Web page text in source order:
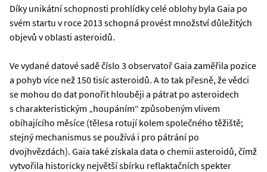
Díky unikátní schopnosti prohlídky celé oblohy byla Gaia po
svém startu v roce 2013 schopná provést množství důležitých
objevů v oblasti asteroidů.
Ve vydané datové sadě číslo 3 observatoř Gaia zaměřila pozice
a pohyb více než 150 tisíc asteroidů. A to tak přesně, že vědci
se mohou do dat ponořit hlouběji a pátrat po asteroidech
s charakteristickým „houpáním“ způsobeným vlivem
obíhajícího měsíce (tělesa rotují kolem společného těžiště;
stejný mechanismus se používá i pro pátrání po
dvojhvězdách). Gaia také získala data o chemii asteroidů, čímž
vytvořila historicky největší sbírku reflaktačních spekter